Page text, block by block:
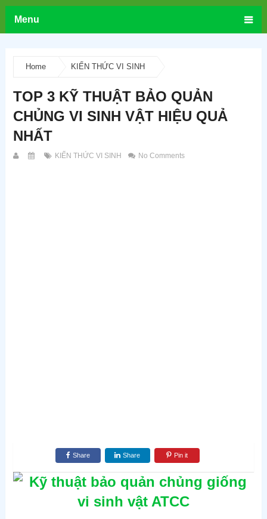
Menu
Home KIẾN THỨC VI SINH
TOP 3 KỸ THUẬT BẢO QUẢN
CHỦNG VI SINH VẬT HIỆU QUẢ
NHẤT
KIẾN THỨC VI SINH No Comments
Share Share Pin it